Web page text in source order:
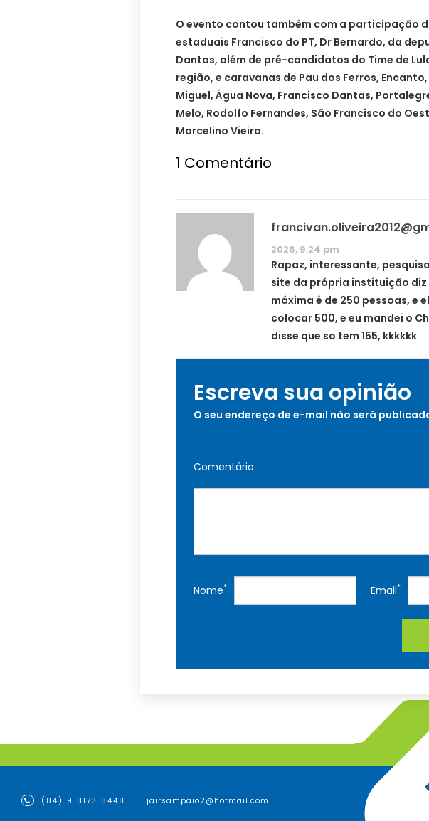
O evento contou também com a participação
estaduais Francisco do PT, Dr Bernardo, da
Dantas, além de pré-candidatos do Time de
região, e caravanas de Pau dos Ferros,
Miguel, Água Nova, Francisco Dantas,
Melo, Rodolfo Fernandes, São Francisco do
Marcelino Vieira.
1 Comentário
2026, 9:24 pm
Rapaz, interessante,
site da própria instituição
máxima é de 250 pessoas, e
colocar 500, e eu mandei o
disse que so tem 155, kkkkkk
Escreva sua opinião
O seu endereço de e-mail não será
Comentário
Nome* Email*
(84) 9 8173 8448 jairsampaio2@hotmail.com